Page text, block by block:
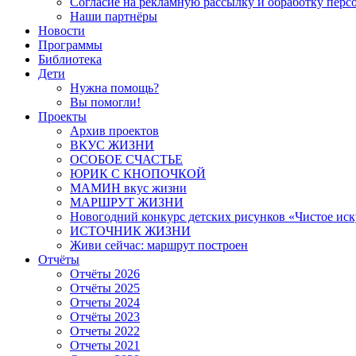
Наши партнёры
Новости
Программы
Библиотека
Дети
Нужна помощь?
Вы помогли!
Проекты
Архив проектов
ВКУС ЖИЗНИ
ОСОБОЕ СЧАСТЬЕ
ЮРИК С КНОПОЧКОЙ
МАМИН вкус жизни
МАРШРУТ ЖИЗНИ
Новогодний конкурс детских рисунков «Чистое
ИСТОЧНИК ЖИЗНИ
Живи сейчас: маршрут построен
Отчёты
Отчёты 2026
Отчёты 2025
Отчеты 2024
Отчёты 2023
Отчеты 2022
Отчеты 2021